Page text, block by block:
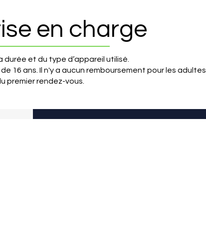
et du type d’appareil utilisé.
16 ans. Il n'y a aucun remboursement pour les adultes.
premier rendez-vous.
en charge